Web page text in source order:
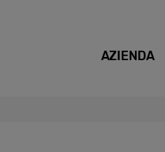
AZIENDA